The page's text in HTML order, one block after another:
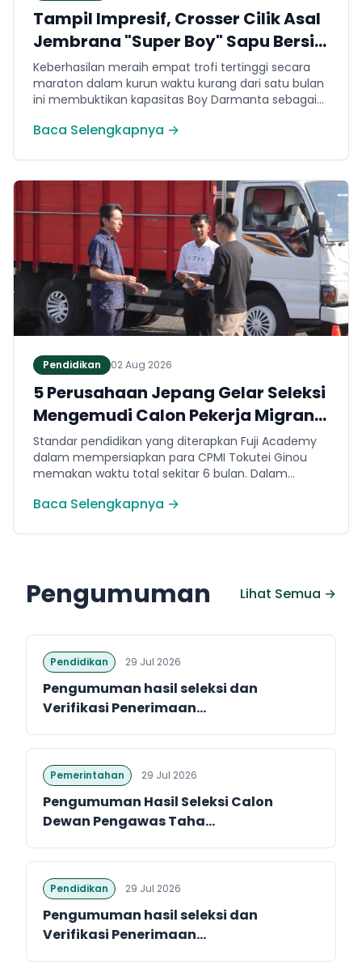
Tampil Impresif, Crosser Cilik Asal
Jembrana "Super Boy" Sapu Bersih
4 Gelar Juara Motocross 50cc di
Jawa
Keberhasilan meraih empat trofi tertinggi secara
maraton dalam kurun waktu kurang dari satu bulan
ini membuktikan kapasitas Boy Darmanta sebagai
dimiliki Jembrana di kancah motocross nasional
Baca Selengkapnya →
Pendidikan 02 Aug 2026
5 Perusahaan Jepang Gelar Seleksi
Mengemudi Calon Pekerja Migran
Jembrana
Standar pendidikan yang diterapkan Fuji Academy
dalam mempersiapkan para CPMI Tokutei Ginou
memakan waktu total sekitar 6 bulan. Dalam
menguasai sejumlah kompetensi. Seperti
(internal Fuji Academy). Sertifikasi resmi bahasa
Jepang.
Baca Selengkapnya →
Pengumuman Lihat Semua →
Pendidikan 29 Jul 2026
Pengumuman hasil seleksi dan
Verifikasi Penerimaan...
Pemerintahan 29 Jul 2026
Pengumuman Hasil Seleksi Calon
Dewan Pengawas Taha...
Pendidikan 29 Jul 2026
Pengumuman hasil seleksi dan
Verifikasi Penerimaan...